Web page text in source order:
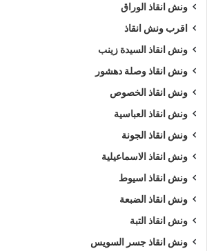
ونش انقاذ الوراق
اقرب ونش انقاذ
ونش انقاذ السيدة زينب
ونش انقاذ وصلة دهشور
ونش انقاذ الخصوص
ونش انقاذ العباسية
ونش انقاذ الجونة
ونش انقاذ الاسماعيلية
ونش انقاذ اسيوط
ونش انقاذ الضبعة
ونش انقاذ التبة
ونش انقاذ جسر السويس